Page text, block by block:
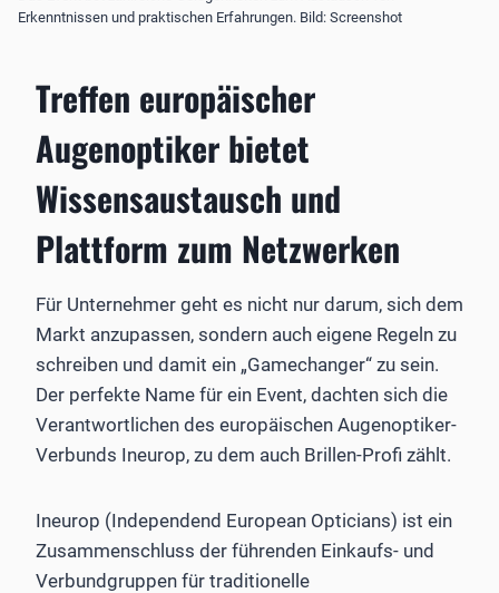
Erkenntnissen und praktischen Erfahrungen. Bild: Screenshot
Treffen europäischer
Augenoptiker bietet
Wissensaustausch und
Plattform zum Netzwerken
Für Unternehmer geht es nicht nur darum, sich dem
Markt anzupassen, sondern auch eigene Regeln zu
schreiben und damit ein „Gamechanger“ zu sein.
Der perfekte Name für ein Event, dachten sich die
Verantwortlichen des europäischen Augenoptiker-
Verbunds Ineurop, zu dem auch Brillen-Profi zählt.
Ineurop (Independend European Opticians) ist ein
Zusammenschluss der führenden Einkaufs- und
Verbundgruppen für traditionelle